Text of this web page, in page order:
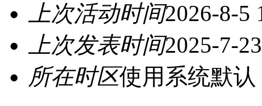
上次活动时间2026-8-5
上次发表时间2025-7-
所在时区使用系统默认